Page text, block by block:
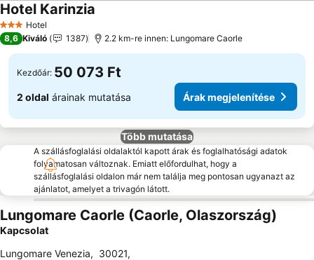
3 Kategória
Hotel
Hotel Karinzia
8,6 Kiváló 1387 2.2 km-re innen: Lungomare Caorle
Kezdőár: 50 073 Ft
2 oldal árainak mutatása Árak megjelenítése
Több mutatása
A szállásfoglalási oldalaktól kapott árak és foglalhatósági adatok
folyamatosan változnak. Emiatt előfordulhat, hogy a
szállásfoglalási oldalon már nem találja meg pontosan ugyanazt az
ajánlatot, amelyet a trivagón látott.
Lungomare Caorle (Caorle, Olaszország)
Kapcsolat
Lungomare Venezia, 30021,